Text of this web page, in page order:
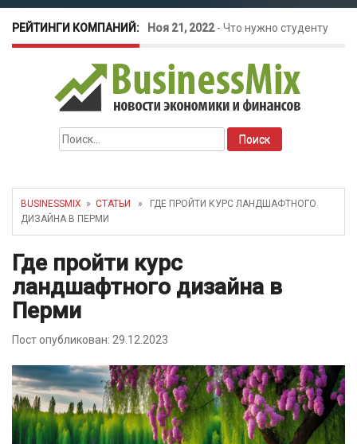
РЕЙТИНГИ КОМПАНИЙ: Ноя 21, 2022- Что нужно студенту
для открытия бизнеса?
Окт 26, 2022-Телефония для
amoCRM: лучшие инструменты для
бизнеса
как защитить свой бизнес?
Найти:
BUSINESSMIX » СТАТЬИ
» ГДЕ ПРОЙТИ КУРС ЛАНДШАФТНОГО
ДИЗАЙНА В ПЕРМИ
Где пройти курс
ландшафтного дизайна в
Перми
Пост опубликован: 29.12.2023